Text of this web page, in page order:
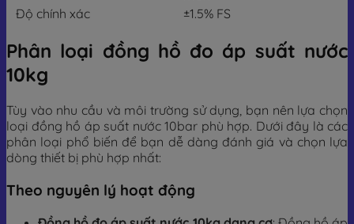
Độ chính xác
±1.5% FS
Phân loại đồng hồ đo áp suất nước
10kg
Tùy vào nhu cầu và môi trường sử dụng, bạn nên lựa chọn
loại đồng hồ áp suất nước 10bar phù hợp. Dưới đây là các
phân loại phổ biến để bạn dễ dàng đánh giá và chọn lựa
dòng thiết bị phù hợp nhất:
Theo nguyên lý hoạt động